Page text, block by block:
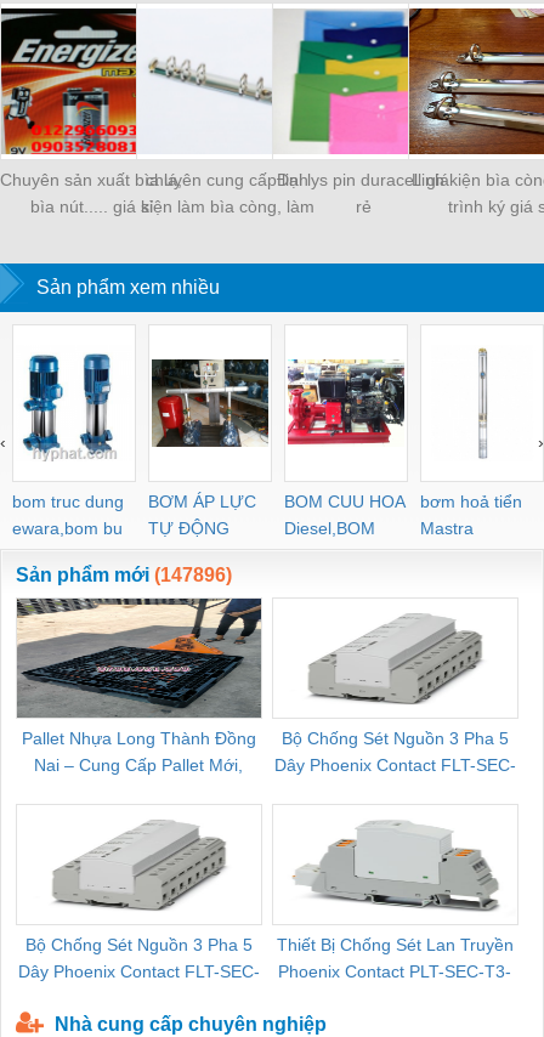
Chuyên sản xuất bìa lá,
bìa nút..... giá sỉ
chuyên cung cấp linh
kiện làm bìa còng, làm
Đại lys pin duracell giá
rẻ
Linh kiện bìa
trình ký giá
Sản phẩm xem nhiều
bom truc dung
ewara,bom bu
ewara
BƠM ÁP LỰC
TỰ ĐỘNG
BOM CUU HOA
Diesel,BOM
CHUA CHAY
bơm hoả tiển
Mastra
‹ ›
Sản phẩm mới (147896)
Pallet Nhựa Long Thành Đồng
Nai – Cung Cấp Pallet Mới,
Bộ Chống Sét Nguồn 3 Pha 5
Dây Phoenix Contact FLT-SEC-
Bộ Chống Sét Nguồn 3 Pha 5
Dây Phoenix Contact FLT-SEC-
Thiết Bị Chống Sét Lan Truyền
Phoenix Contact PLT-SEC-T3-
Nhà cung cấp chuyên nghiệp